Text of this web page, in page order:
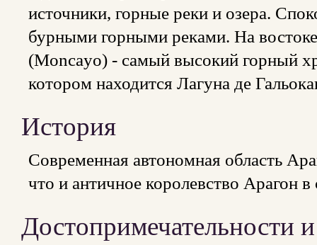
источники, горные реки и озера.
бурными горными реками. На
(Moncayo) - самый высокий горный
котором находится Лагуна де
История
Современная автономная область
что и античное королевство Арагон в
Достопримечательности